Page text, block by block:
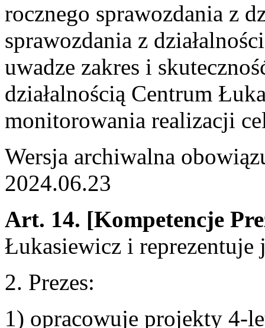
rocznego sprawozdania z
sprawozdania z
uwadze zakres i
działalnością Centrum
monitorowania realizacji
Wersja archiwalna
2024.06.23
Art. 14. [Kompetencje
Łukasiewicz i reprezentuje
2. Prezes:
1) opracowuje projekty 4-